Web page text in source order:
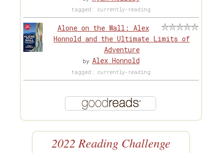
tagged: currently-reading
Alone on the Wall: Alex
Honnold and the Ultimate Limits of
Adventure
by Alex Honnold
tagged: currently-reading
2022 Reading Challenge